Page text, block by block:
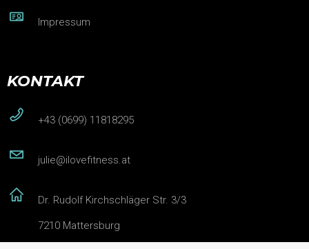
Impressum
KONTAKT
+43 (0699) 11818295
julie@ilovefitness.at
Dr. Rudolf Kirchschläger Str. 3/3
7210 Mattersburg